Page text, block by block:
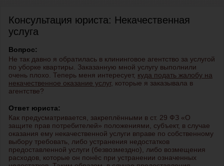
Консультация юриста: Некачественная
услуга
Вопрос:
Не так давно я обратилась в клининговое агентство за услугой
по уборке квартиры. Заказанную мной услугу выполнили
очень плохо. Теперь меня интересует, куда подать жалобу на
некачественное оказание услуг, которые я заказывала в
агентстве?
Ответ юриста:
Как предусматривается, закреплёнными в ст. 29 ФЗ «О
защите прав потребителей» положениями, субъект, в случае
оказания ему некачественной услуги вправе по собственному
выбору требовать, либо устранения недостатков
предоставленной услуги (безвозмездно), либо возмещения
расходов, которые он понёс при устранении означенных